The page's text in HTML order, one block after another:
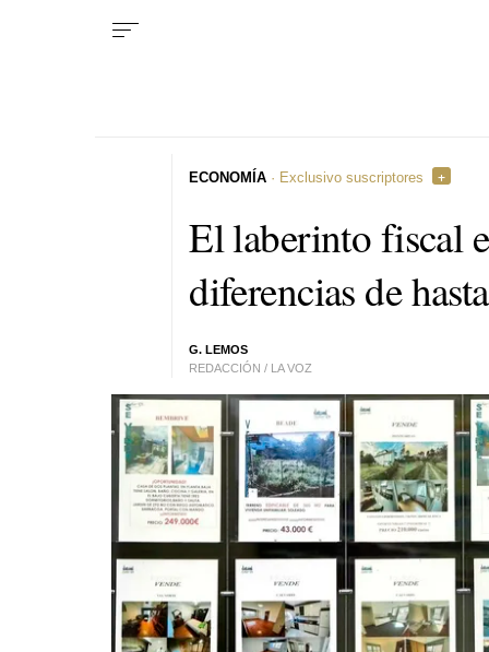
El laberinto fiscal
diferencias de
G. LEMOS
REDACCIÓN / LA VOZ
ECONOMÍA · Exclusivo suscriptores